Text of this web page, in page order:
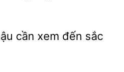
cần xem đến sắc